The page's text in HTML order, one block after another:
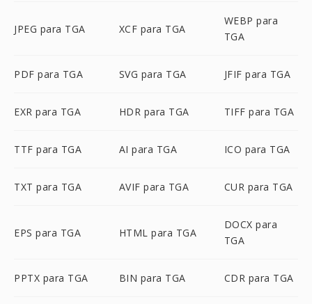
JPEG para TGA XCF para TGA
WEBP para
TGA
PDF para TGA SVG para TGA JFIF para TGA
EXR para TGA HDR para TGA TIFF para TGA
TTF para TGA AI para TGA ICO para TGA
TXT para TGA AVIF para TGA CUR para TGA
EPS para TGA HTML para TGA
DOCX para
TGA
PPTX para TGA BIN para TGA CDR para TGA